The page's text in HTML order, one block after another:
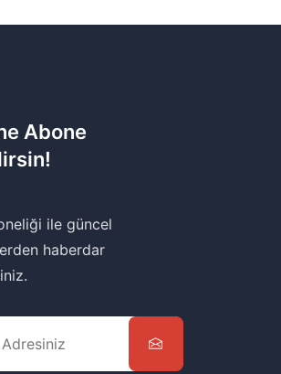
Abone
ile güncel
haberdar